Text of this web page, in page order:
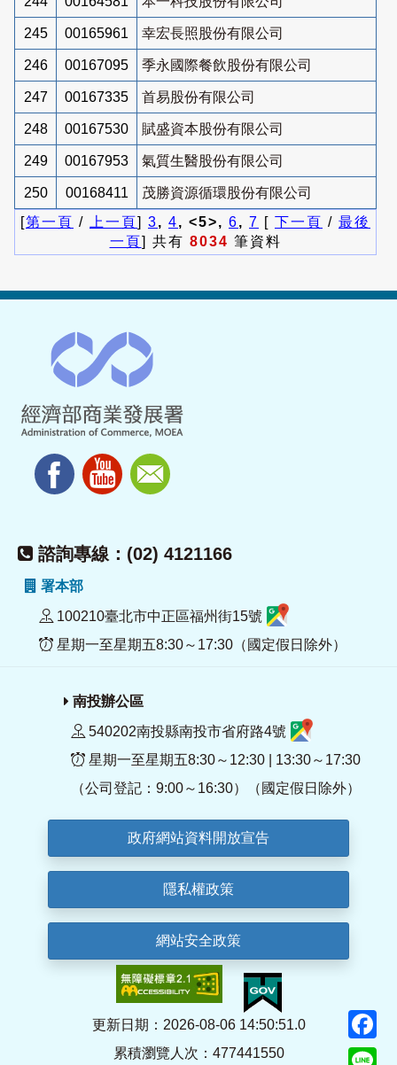
245 00165961 幸宏長照股份有限公司
246 00167095 季永國際餐飲股份有限公司
247 00167335 首易股份有限公司
248 00167530 賦盛資本股份有限公司
249 00167953 氣質生醫股份有限公司
250 00168411
茂勝資源循環股份有限公司
[第一頁 / 上一頁] 3, 4, <5>, 6, 7 [ 下一頁 / 最後
一頁] 共有 8034 筆資料
諮詢專線：(02) 4121166
署本部
100210臺北市中正區福州街15號
星期一至星期五8:30～17:30（國定假日除外）
南投辦公區
540202南投縣南投市省府路4號
星期一至星期五8:30～12:30 | 13:30～17:30
（公司登記：9:00～16:30）（國定假日除外）
政府網站資料開放宣告
隱私權政策
網站安全政策
更新日期：2026-08-06 14:50:51.0
累積瀏覽人次：477441550